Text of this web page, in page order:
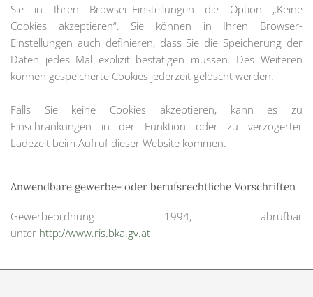
Sie in Ihren Browser-Einstellungen die Option „Keine
Cookies akzeptieren“. Sie können in Ihren Browser-
Einstellungen auch definieren, dass Sie die Speicherung der
Daten jedes Mal explizit bestätigen müssen. Des Weiteren
können gespeicherte Cookies jederzeit gelöscht werden.
Falls Sie keine Cookies akzeptieren, kann es zu
Einschränkungen in der Funktion oder zu verzögerter
Ladezeit beim Aufruf dieser Website kommen.
Anwendbare gewerbe- oder berufsrechtliche Vorschriften
Gewerbeordnung 1994, abrufbar
unter http://www.ris.bka.gv.at